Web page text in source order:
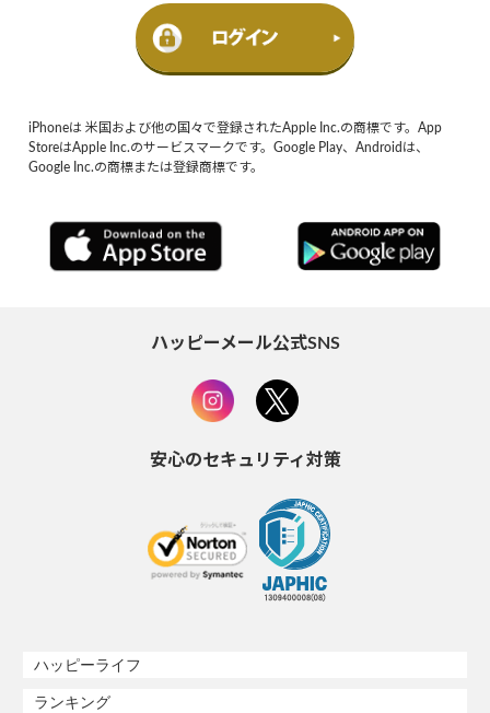
iPhoneは 米国および他の国々で登録されたApple Inc.の商標です。App
StoreはApple Inc.のサービスマークです。Google Play、Androidは、
Google Inc.の商標または登録商標です。
ハッピーメール公式SNS
安心のセキュリティ対策
ハッピーライフ
ランキング